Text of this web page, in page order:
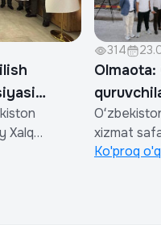
Xalq
314
xizmat
Ko'proq